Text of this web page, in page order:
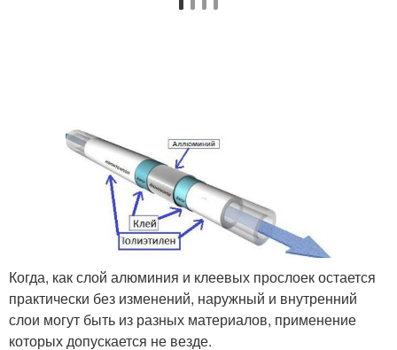
Когда, как слой алюминия и клеевых прослоек остается
практически без изменений, наружный и внутренний
слои могут быть из разных материалов, применение
которых допускается не везде.